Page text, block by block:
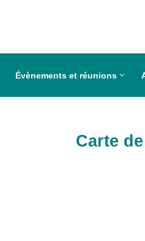
Évènements et réunions
Carte